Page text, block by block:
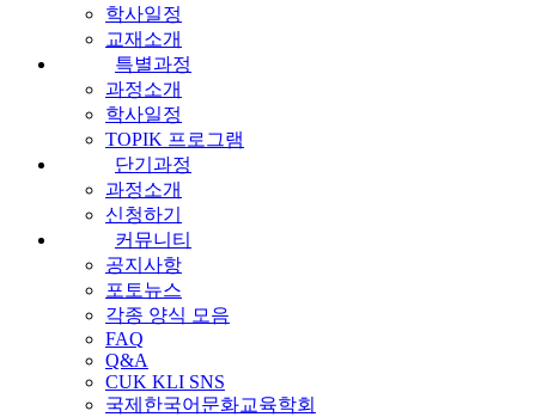
학사일정
교재소개
특별과정
과정소개
학사일정
TOPIK 프로그램
단기과정
과정소개
신청하기
커뮤니티
공지사항
포토뉴스
각종 양식 모음
FAQ
Q&A
CUK KLI SNS
국제한국어문화교육학회